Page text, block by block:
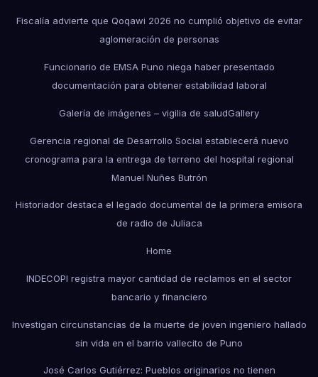
Fiscalía advierte que Qoqawi 2026 no cumplió objetivo de evitar
aglomeración de personas
Funcionario de EMSA Puno niega haber presentado
documentación para obtener estabilidad laboral
Galería de imágenes – vigilia de saludGallery
Gerencia regional de Desarrollo Social establecerá nuevo
cronograma para la entrega de terreno del hospital regional
Manuel Nuñes Butrón
Historiador destaca el legado documental de la primera emisora
de radio de Juliaca
Home
INDECOPI registra mayor cantidad de reclamos en el sector
bancario y financiero
Investigan circunstancias de la muerte de joven ingeniero hallado
sin vida en el barrio vallecito de Puno
José Carlos Gutiérrez: Pueblos originarios no tienen